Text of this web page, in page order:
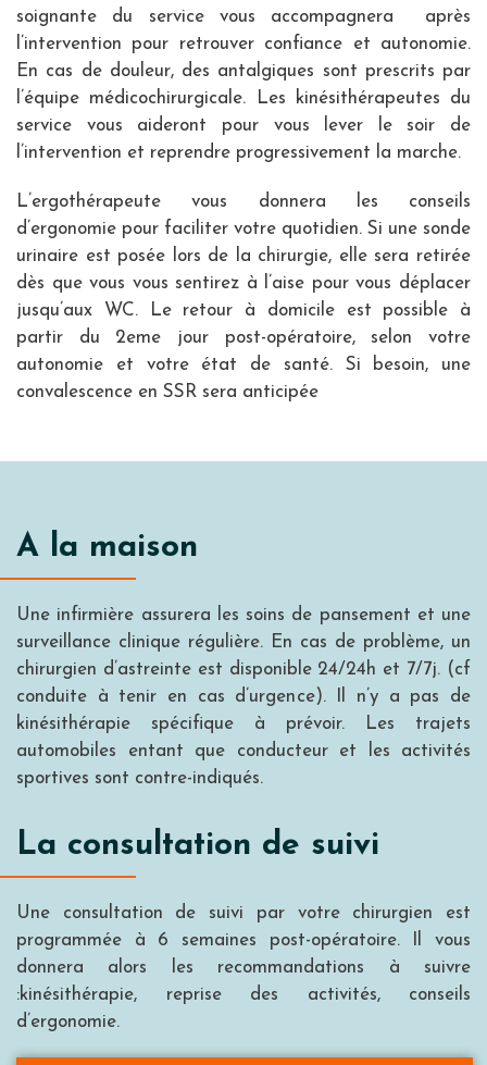
soignante du service vous accompagnera après
l’intervention pour retrouver confiance et autonomie.
En cas de douleur, des antalgiques sont prescrits par
l’équipe médicochirurgicale. Les kinésithérapeutes du
service vous aideront pour vous lever le soir de
l’intervention et reprendre progressivement la marche.
L’ergothérapeute vous donnera les conseils
d’ergonomie pour faciliter votre quotidien. Si une sonde
urinaire est posée lors de la chirurgie, elle sera retirée
dès que vous vous sentirez à l’aise pour vous déplacer
jusqu’aux WC. Le retour à domicile est possible à
partir du 2eme jour post-opératoire, selon votre
autonomie et votre état de santé. Si besoin, une
convalescence en SSR sera anticipée
A la maison
Une infirmière assurera les soins de pansement et une
surveillance clinique régulière. En cas de problème, un
chirurgien d’astreinte est disponible 24/24h et 7/7j. (cf
conduite à tenir en cas d’urgence). Il n’y a pas de
kinésithérapie spécifique à prévoir. Les trajets
automobiles entant que conducteur et les activités
sportives sont contre-indiqués.
La consultation de suivi
Une consultation de suivi par votre chirurgien est
programmée à 6 semaines post-opératoire. Il vous
donnera alors les recommandations à suivre
:kinésithérapie, reprise des activités, conseils
d’ergonomie.